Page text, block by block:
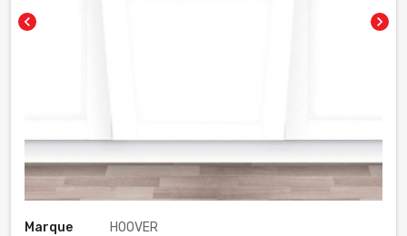
chevron_left chevron_right
Marque
HOOVER